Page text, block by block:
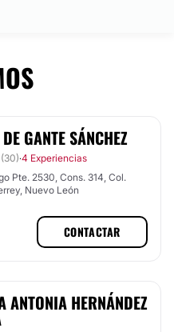
GANTE SÁNCHEZ
(30)·4 Experiencias
Pte. 2530, Cons. 314, Col.
Nuevo León
CONTACTAR
ANTONIA HERNÁNDEZ